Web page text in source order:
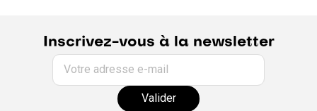
Inscrivez-vous à la newsletter
Votre adresse e-mail
Valider